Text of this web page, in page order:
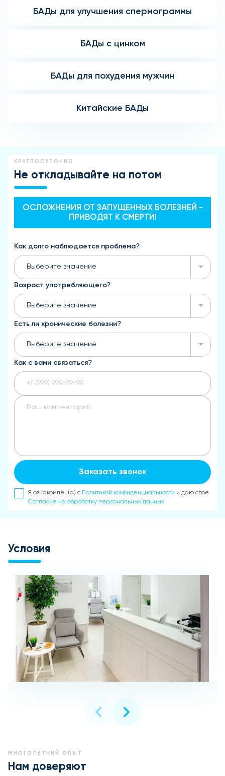
БАДы для улучшения спермограммы
БАДы с цинком
БАДы для похудения мужчин
Китайские БАДы
КРУГЛОСУТОЧНО
Не откладывайте на потом
ОСЛОЖНЕНИЯ ОТ ЗАПУЩЕННЫХ БОЛЕЗНЕЙ -
ПРИВОДЯТ К СМЕРТИ!
Как долго наблюдается проблема?
Выберите значение
Возраст употребляющего?
Выберите значение
Есть ли хронические болезни?
Выберите значение
Как с вами связаться?
Заказать звонок
Я ознакомлен(а) с Политикой конфиденциальности и даю свое
Согласие на обработку персональных данных
Условия
МНОГОЛЕТНИЙ ОПЫТ
Нам доверяют